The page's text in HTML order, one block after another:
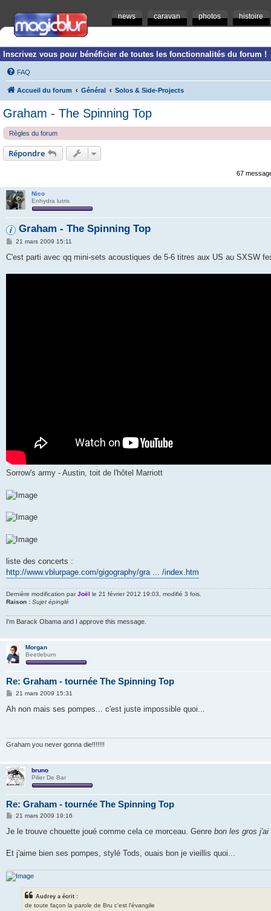
news caravan photos histoire
Inscrivez vous pour bénéficier de toutes les fonctionnalités du forum !
FAQ
Accueil du forum Général Solos & Side-Projects
Graham - The Spinning Top
Règles du forum
Répondre
67
Nico
Enhydra lutris
Graham - The Spinning Top
M
s
21 mars 2009 15:11
C'est parti avec qq mini-sets acoustiques de 5-6 titres aux US au SXSW
Sorrow's army - Austin, toit de l'hôtel Marriott
liste des concerts :
http://www.vblurpage.com/gigography/gra ... /index.htm
Dernière modification parJoël le 21 février 2012 19:03, modifié 3 fois.
Raison : Sujet épinglé
I'm Barack Obama and I approve this message.
Morgan
Beetlebum
Re: Graham - tournée The Spinning Top
M
s
21 mars 2009 15:31
Ah non mais ses pompes... c'est juste impossible quoi...
Graham you never gonna die!!!!!!!
bruno
Pilier De Bar
Re: Graham - tournée The Spinning Top
M
s
g
e
21 mars 2009 19:16
Je le trouve chouette joué comme cela ce morceau. Genre bon les gros
Et j'aime bien ses pompes, stylé Tods, ouais bon je vieillis quoi...
Audrey a écrit :
de toute façon la parole de Bru c'est l'évangile